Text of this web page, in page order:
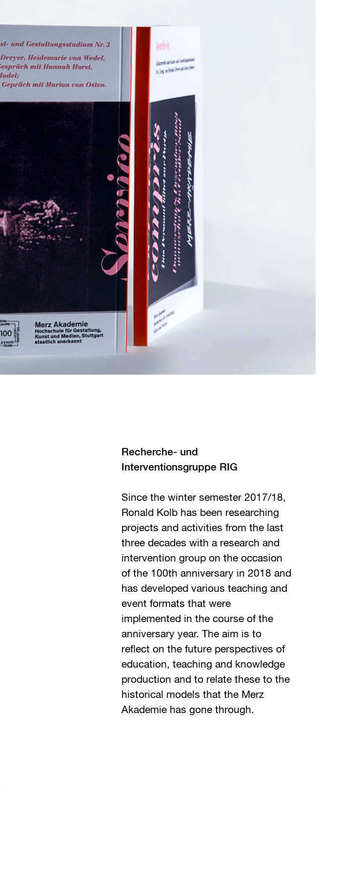
Recherche- und
Interventionsgruppe RIG
Since the winter semester 2017/18,
Ronald Kolb has been researching
projects and activities from the last
three decades with a research and
intervention group on the occasion
of the 100th anniversary in 2018 and
has developed various teaching and
event formats that were
implemented in the course of the
anniversary year. The aim is to
reflect on the future perspectives of
education, teaching and knowledge
production and to relate these to the
historical models that the Merz
Akademie has gone through.